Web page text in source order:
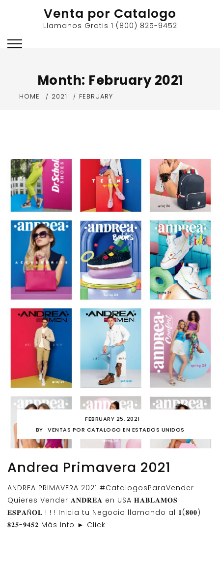
Venta por Catalogo
Llamanos Gratis 1 (800) 825-9452
Month: February 2021
HOME 2021 FEBRUARY
FEBRUARY 25, 2021
BY
VENTAS POR CATALOGO EN ESTADOS UNIDOS
Andrea Primavera 2021
ANDREA PRIMAVERA 2021 #CatalogosParaVender
Quieres Vender 𝐀𝐍𝐃𝐑𝐄𝐀 en USA 𝐇𝐀𝐁𝐋𝐀𝐌𝐎𝐒
𝐄𝐒𝐏𝐀Ñ𝐎𝐋 ! ! ! Inicia tu Negocio llamando al 𝟏(𝟖𝟎𝟎)
𝟖𝟐𝟓-𝟗𝟒𝟓𝟐 Más Info ► Click